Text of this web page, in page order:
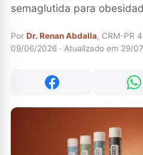
semaglutida para
Por Dr. Renan Abdalla, CRM-PR
09/06/2026 · Atualizado em 29/
Compartilhar no